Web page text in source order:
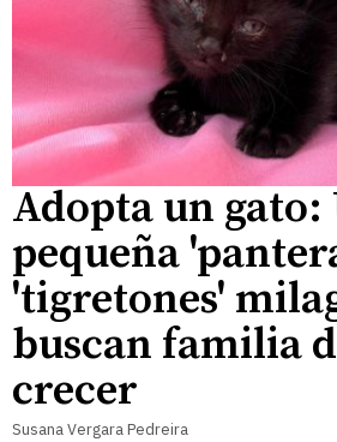
Adopta un gato:
pequeña
'tigretones'
buscan familia
crecer
Susana Vergara Pedreira